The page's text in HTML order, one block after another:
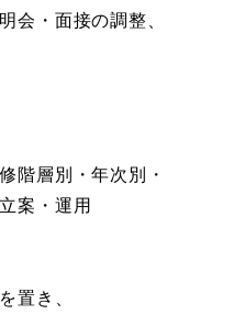
会・面接の調整、
階層別・年次別・
案・運用
置き、